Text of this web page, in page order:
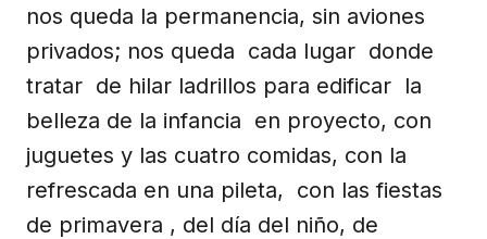
nos queda la permanencia, sin aviones
privados; nos queda cada lugar donde
tratar de hilar ladrillos para edificar la
belleza de la infancia en proyecto, con
juguetes y las cuatro comidas, con la
refrescada en una pileta, con las fiestas
de primavera , del día del niño, de